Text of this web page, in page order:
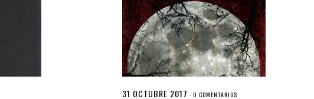
31 OCTUBRE 2017 · 0 COMENTARIOS